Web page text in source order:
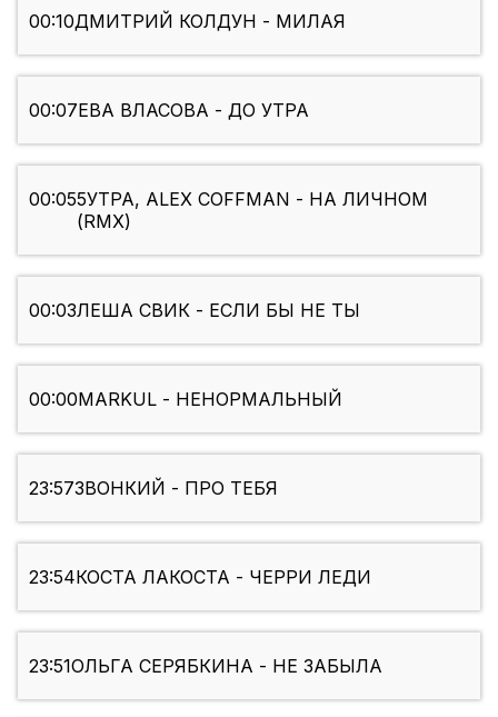
00:10ДМИТРИЙ КОЛДУН - МИЛАЯ
00:07ЕВА ВЛАСОВА - ДО УТРА
00:055УТРА, ALEX COFFMAN - НА ЛИЧНОМ
(RMX)
00:03ЛЕША СВИК - ЕСЛИ БЫ НЕ ТЫ
00:00MARKUL - НЕНОРМАЛЬНЫЙ
23:57ЗВОНКИЙ - ПРО ТЕБЯ
23:54КОСТА ЛАКОСТА - ЧЕРРИ ЛЕДИ
23:51ОЛЬГА СЕРЯБКИНА - НЕ ЗАБЫЛА